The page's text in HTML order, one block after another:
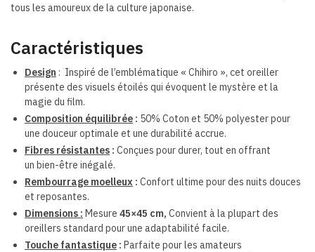
tous les amoureux de la culture japonaise.
Caractéristiques
Design : Inspiré de l’emblématique « Chihiro », cet oreiller
présente des visuels étoilés qui évoquent le mystère et la
magie du film.
Composition équilibrée : 50% Coton et 50% polyester pour
une douceur optimale et une durabilité accrue.
Fibres résistantes : Conçues pour durer, tout en offrant
un bien-être inégalé.
Rembourrage moelleux : Confort ultime pour des nuits douces
et reposantes.
Dimensions : Mesure 45×45 cm, Convient à la plupart des
oreillers standard pour une adaptabilité facile.
Touche fantastique : Parfaite pour les amateurs